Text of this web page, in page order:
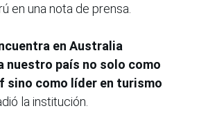
en una nota de prensa.
en Australia
nuestro país no solo como
sino como líder en turismo
la institución.